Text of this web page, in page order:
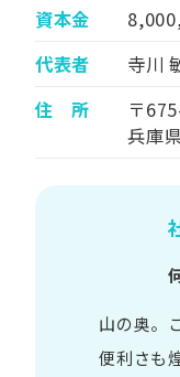
資本金
代表者
寺川
住 所
〒
兵庫
山の​奥。​
便利さも